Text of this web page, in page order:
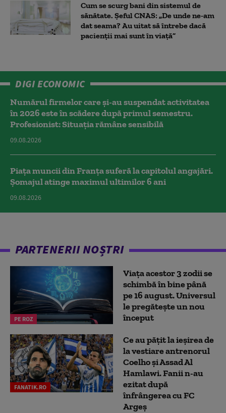
Cum se scurg bani din sistemul de
sănătate. Șeful CNAS: „De unde ne-am
dat seama? Au uitat să întrebe dacă
pacienții mai sunt în viață”
DIGI ECONOMIC
Numărul firmelor care și-au suspendat activitatea
în 2026 este în scădere după primul semestru.
Profesionist: Situația rămâne sensibilă
09.08.2026
Piața muncii din Franța suferă la capitolul angajări.
Șomajul atinge maximul ultimilor 6 ani
09.08.2026
PARTENERII NOȘTRI
PE ROZ
Viața acestor 3 zodii se
schimbă în bine până
pe 16 august. Universul
le pregătește un nou
început
FANATIK.RO
Ce au pățit la ieșirea de
la vestiare antrenorul
Coelho și Assad Al
Hamlawi. Fanii n-au
ezitat după
înfrângerea cu FC
Argeș